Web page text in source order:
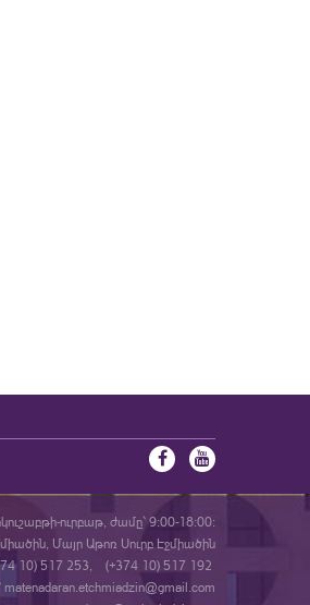
ուրբաթ, ժամը` 9:00-18:00:
Մայր Աթոռ Սուրբ Էջմիածին
10) 517 253, (+374 10) 517 192
matenadaran.etchmiadzin@gmail.com